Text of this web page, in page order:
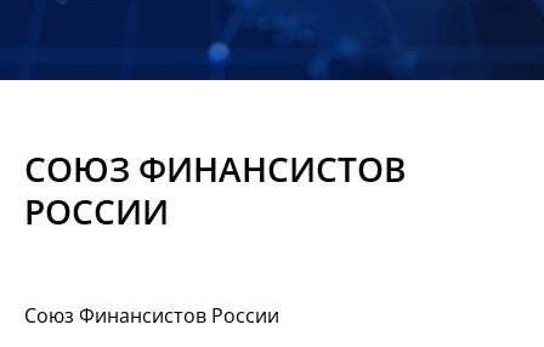
Материалы
СОЮЗ ФИНАНСИСТОВ
РОССИИ
Союз Финансистов России